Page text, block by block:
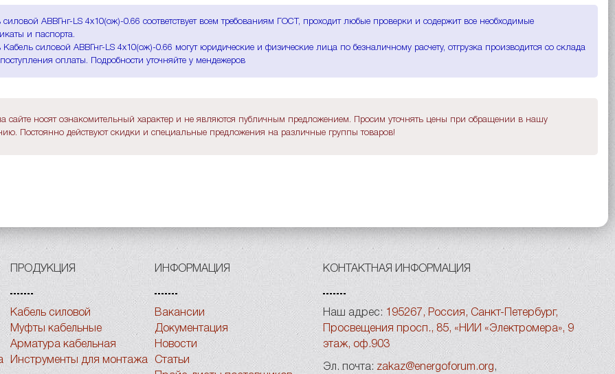
силовой АВВГнг-LS 4х10(ож)-0.66 соответствует всем требованиям ГОСТ, проходит любые проверки и содержит все необходимые
и паспорта.
Кабель силовой АВВГнг-LS 4х10(ож)-0.66 могут юридические и физические лица по безналичному расчету, отгрузка производится со склада
оплаты. Подробности уточняйте у мендежеров
сайте носят ознакомительный характер и не являются публичным предложением. Просим уточнять цены при обращении в нашу
Постоянно действуют скидки и специальные предложения на различные группы товаров!
ПРОДУКЦИЯ
Кабель силовой
Муфты кабельные
Арматура кабельная
Инструменты для монтажа
ИНФОРМАЦИЯ
Вакансии
Документация
Новости
Статьи
КОНТАКТНАЯ ИНФОРМАЦИЯ
Наш адрес: 195267, Россия, Санкт-Петербург,
Просвещения просп., 85, «НИИ «Электромера», 9
этаж, оф.903
Эл. почта: zakaz@energoforum.org ,